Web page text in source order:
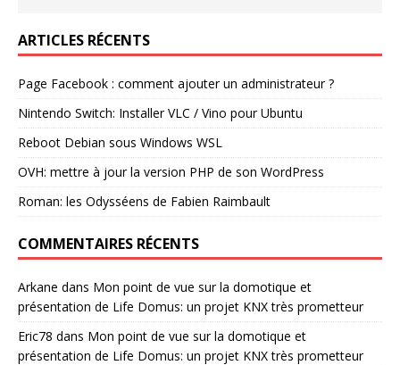
ARTICLES RÉCENTS
Page Facebook : comment ajouter un administrateur ?
Nintendo Switch: Installer VLC / Vino pour Ubuntu
Reboot Debian sous Windows WSL
OVH: mettre à jour la version PHP de son WordPress
Roman: les Odysséens de Fabien Raimbault
COMMENTAIRES RÉCENTS
Arkane dans Mon point de vue sur la domotique et
présentation de Life Domus: un projet KNX très prometteur
Eric78 dans Mon point de vue sur la domotique et
présentation de Life Domus: un projet KNX très prometteur